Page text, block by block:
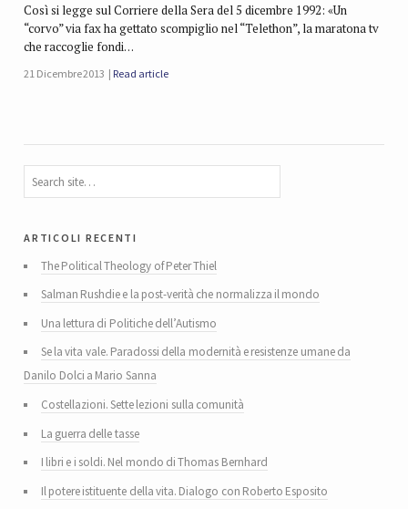
Così si legge sul Corriere della Sera del 5 dicembre 1992: «Un
“corvo” via fax ha gettato scompiglio nel “Telethon”, la maratona tv
che raccoglie fondi…
21 Dicembre 2013 Read article
articoli recenti
The Political Theology of Peter Thiel
Salman Rushdie e la post-verità che normalizza il mondo
Una lettura di Politiche dell’Autismo
Se la vita vale. Paradossi della modernità e resistenze umane da
Danilo Dolci a Mario Sanna
Costellazioni. Sette lezioni sulla comunità
La guerra delle tasse
I libri e i soldi. Nel mondo di Thomas Bernhard
Il potere istituente della vita. Dialogo con Roberto Esposito